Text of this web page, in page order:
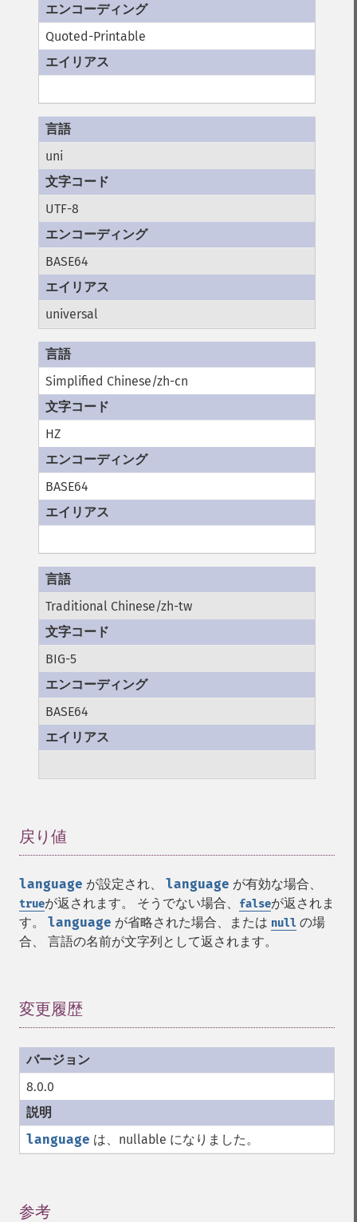
Quoted-Printable
uni
UTF-8
BASE64
universal
Simplified Chinese/zh-cn
HZ
BASE64
Traditional Chinese/zh-tw
BIG-5
BASE64
戻り値
language が設定され、 language が有効な場合、
trueが返されます。 そうでない場合、 falseが返されま
す。 language が省略された場合、または null の場
合、 言語の名前が文字列として返されます。
変更履歴
8.0.0
language は、nullable になりました。
参考